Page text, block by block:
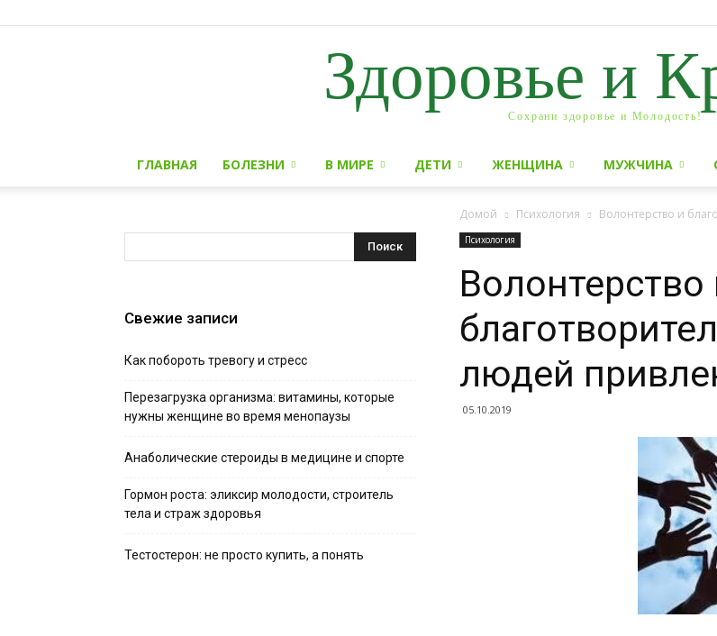
Здоровье и
Сохрани здоровье и Молодость!
ГЛАВНАЯ БОЛЕЗНИ В МИРЕ ДЕТИ ЖЕНЩИНА МУЖЧИНА
Домой Психология Волонтерство и
Психология
Волонтерство
людей
05.10.2019
Свежие записи
Как побороть тревогу и стресс
Перезагрузка организма: витамины, которые
нужны женщине во время менопаузы
Анаболические стероиды в медицине и спорте
Гормон роста: эликсир молодости, строитель
тела и страж здоровья
Тестостерон: не просто купить, а понять